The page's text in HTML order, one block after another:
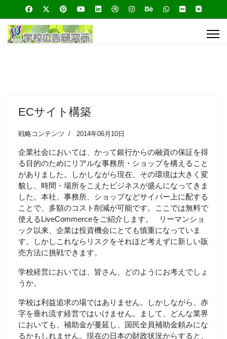
ECサイト構築
戦略コンテンツ 2014年06月10日
企業社会においては、かって銀行からの融資の保証を得
る目的のためにリアルな事務所・ショップを構えること
がありました。しかしながら現在、その環境は大きく変
貌し、時間・場所をこえたビジネスが盛んになってきま
した。本社、事務所、ショップなどサイバー上に配する
ことで、多額のコスト削減が可能です。ここでは無料で
使えるLiveCommerceをご紹介します。 リーマンショ
ック以来、企業は投資機会にとても慎重になっていま
す。しかしこれならリスクをそれほど考えずに新しい販
売方法に挑戦できます。
学校経営においては、皆さん、どのようにお考えでしょ
うか。
学校は利益追求の場ではありません。しかしながら、赤
字を垂れ流す経営ではいけません。まして、どんな業界
においても、補助金が蔓延し、国民全員補助金頼みにな
るかもしれません。現在の日本の財政状況からすると、